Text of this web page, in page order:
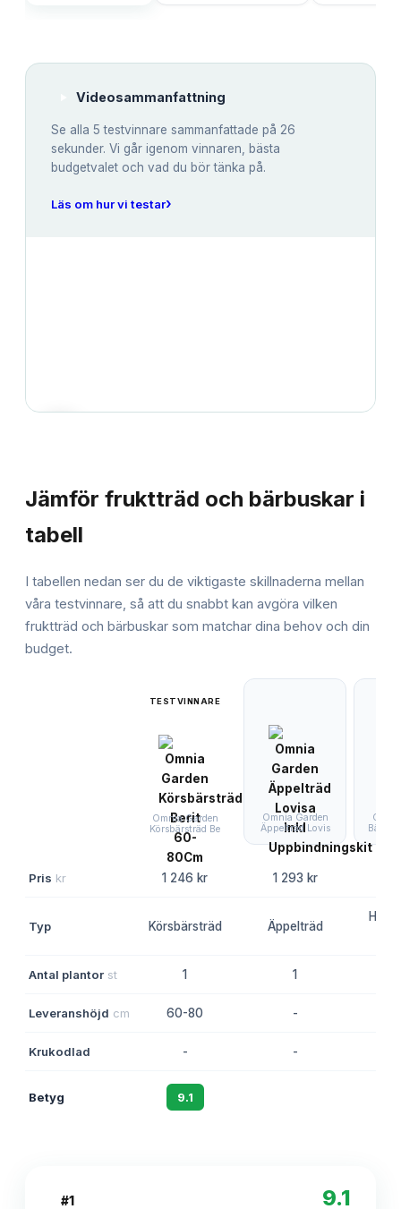
Videosammanfattning
Se alla 5 testvinnare sammanfattade på 26
sekunder. Vi går igenom vinnaren, bästa
budgetvalet och vad du bör tänka på.
Läs om hur vi testar›
Jämför fruktträd och bärbuskar i
tabell
I tabellen nedan ser du de viktigaste skillnaderna mellan
våra testvinnare, så att du snabbt kan avgöra vilken
fruktträd och bärbuskar som matchar dina behov och din
budget.
TESTVINNARE
Omnia Garden
Körsbärsträd Be
Omnia Garden
Äppelträd Lovis
Pris kr 1 246 kr 1 293 kr
Typ Körsbärsträd Äppelträd
Antal plantor st 1 1
Leveranshöjd cm 60-80 -
Krukodlad - -
Betyg 9.1
#1 9.1